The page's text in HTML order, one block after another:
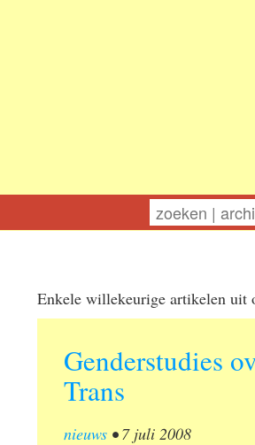
Enkele willekeurige artikelen uit
Genderstudies
Trans
nieuws •7 juli 2008